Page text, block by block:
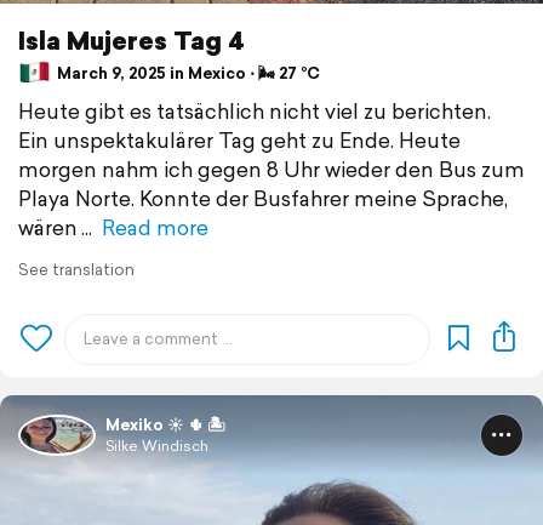
Isla Mujeres Tag 4
March 9, 2025 in Mexico ⋅ 🌬 27 °C
Heute gibt es tatsächlich nicht viel zu berichten.
Ein unspektakulärer Tag geht zu Ende. Heute
morgen nahm ich gegen 8 Uhr wieder den Bus zum
Playa Norte. Konnte der Busfahrer meine Sprache,
wären
Read more
See translation
Mexiko ☀️ 🌵 🏝️
Silke Windisch